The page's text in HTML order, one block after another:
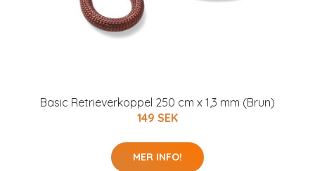
Basic Retrieverkoppel 250 cm x 1,3 mm (Brun)
149 SEK
MER INFO!